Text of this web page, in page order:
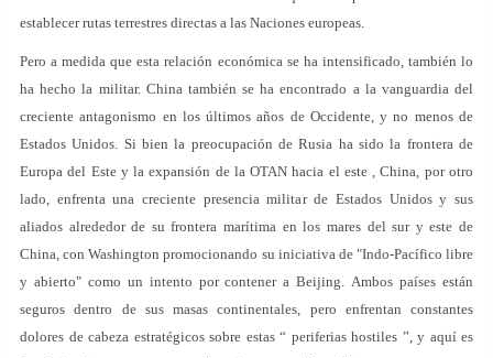
establecer rutas terrestres directas a las Naciones europeas.
Pero a medida que esta relación económica se ha intensificado, también lo
ha hecho la militar. China también se ha encontrado a la vanguardia del
creciente antagonismo en los últimos años de Occidente, y no menos de
Estados Unidos. Si bien la preocupación de Rusia ha sido la frontera de
Europa del Este y la expansión de la OTAN hacia el este , China, por otro
lado, enfrenta una creciente presencia militar de Estados Unidos y sus
aliados alrededor de su frontera marítima en los mares del sur y este de
China, con Washington promocionando su iniciativa de "Indo-Pacífico libre
y abierto" como un intento por contener a Beijing. Ambos países están
seguros dentro de sus masas continentales, pero enfrentan constantes
dolores de cabeza estratégicos sobre estas “ periferias hostiles ”, y aquí es